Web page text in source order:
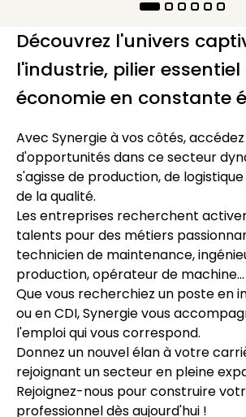
Découvrez l'univers
l'industrie, pilier
économie en constante
Avec Synergie à vos côtés,
d'opportunités dans ce secteur
s'agisse de production, de
de la qualité.
Les entreprises recherchent
talents pour des métiers
technicien de maintenance,
production, opérateur de machine...
Que vous recherchiez un poste en
ou en CDI, Synergie vous
l'emploi qui vous correspond.
Donnez un nouvel élan à votre
rejoignant un secteur en pleine
Rejoignez-nous pour construire
professionnel dès aujourd'hui !